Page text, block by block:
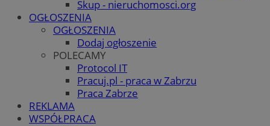
Skup - nieruchomosci.org
OGŁOSZENIA
OGŁOSZENIA
Dodaj ogłoszenie
POLECAMY
Protocol IT
Pracuj.pl - praca w Zabrzu
Praca Zabrze
REKLAMA
WSPÓŁPRACA